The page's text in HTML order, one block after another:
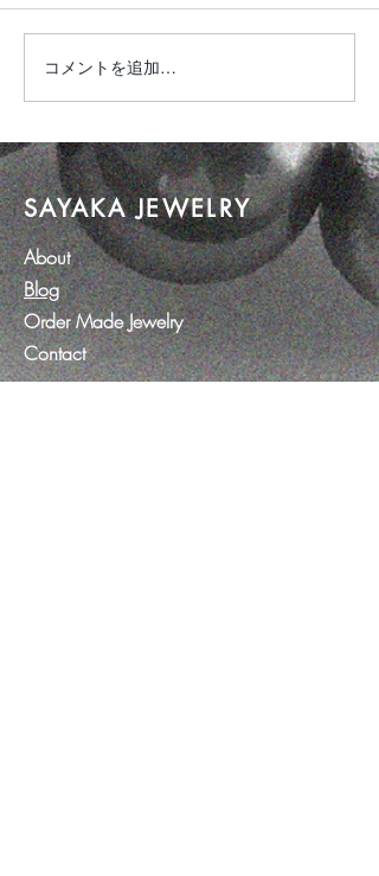
琥珀ジュエリー
コメントを追加…
SAYAKA JEWELRY
About
Blog
Order Made Jewelry
Contact